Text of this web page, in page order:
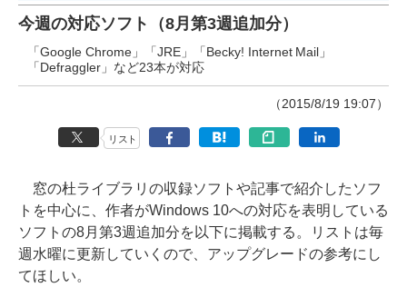
今週の対応ソフト（8月第3週追加分）
「Google Chrome」「JRE」「Becky! Internet Mail」
「Defraggler」など23本が対応
（2015/8/19 19:07）
リスト
窓の杜ライブラリの収録ソフトや記事で紹介したソフ
トを中心に、作者がWindows 10への対応を表明している
ソフトの8月第3週追加分を以下に掲載する。リストは毎
週水曜に更新していくので、アップグレードの参考にし
てほしい。